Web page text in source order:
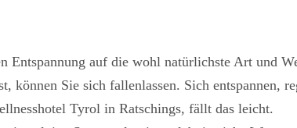
auf die wohl natürlichste Art und
Sie sich fallenlassen. Sich entspannen,
Tyrol in Ratschings, fällt das leicht.